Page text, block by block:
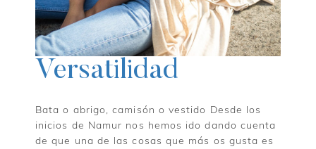
Versatilidad
Bata o abrigo, camisón o vestido Desde los
inicios de Namur nos hemos ido dando cuenta
de que una de las cosas que más os gusta es